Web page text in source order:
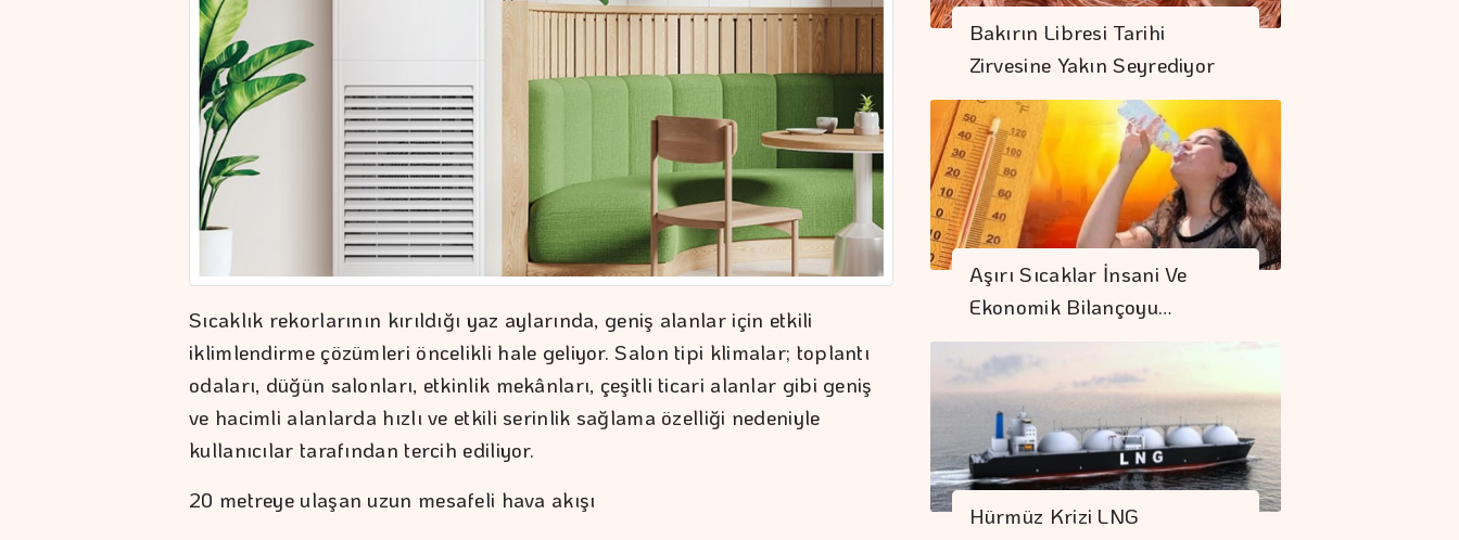
Sıcaklık rekorlarının kırıldığı yaz aylarında, geniş alanlar için etkili
iklimlendirme çözümleri öncelikli hale geliyor. Salon tipi klimalar; toplantı
odaları, düğün salonları, etkinlik mekânları, çeşitli ticari alanlar gibi geniş
ve hacimli alanlarda hızlı ve etkili serinlik sağlama özelliği nedeniyle
kullanıcılar tarafından tercih ediliyor.
20 metreye ulaşan uzun mesafeli hava akışı
Bakırın Libresi Tarihi
Zirvesine Yakın Seyrediyor
Aşırı Sıcaklar İnsani Ve
Ekonomik Bilançoyu…
Hürmüz Krizi LNG
OMSAN Lojistik
Avrupa'daki Gıda
Lojistiği Ağını
Yükselişle
Tamamladı
AB'de üretici
Fiyatları Haziranda
Azaldı